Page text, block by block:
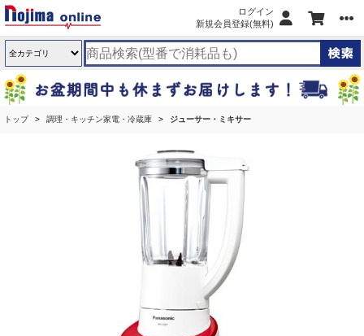
ログイン
新規会員登録(無料)
トップ 調理・キッチン家電・冷蔵庫 ジューサー・ミキサー